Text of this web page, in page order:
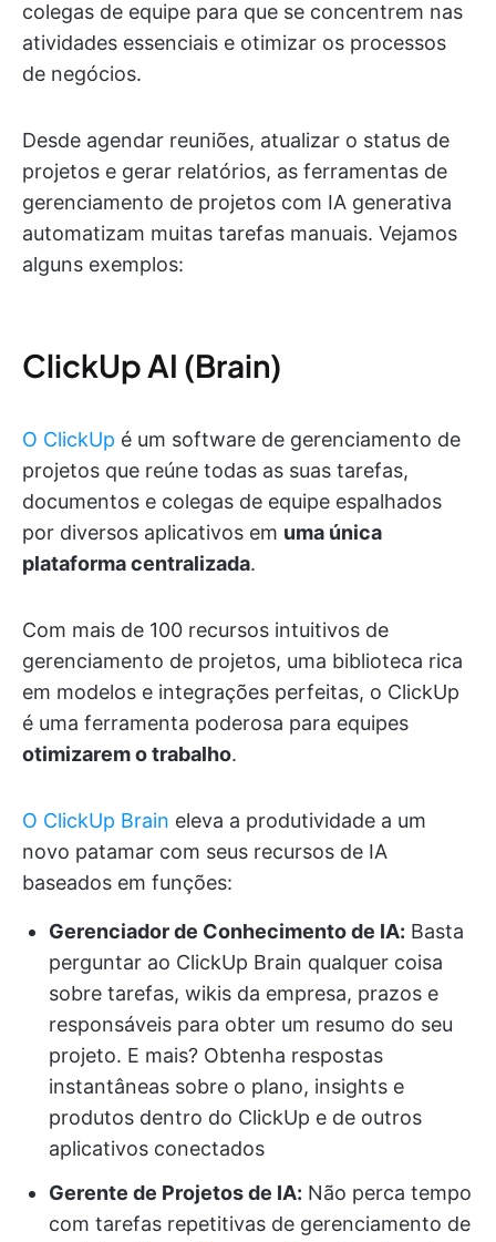
colegas de equipe para que se concentrem nas
atividades essenciais e otimizar os processos
de negócios.
Desde agendar reuniões, atualizar o status de
projetos e gerar relatórios, as ferramentas de
gerenciamento de projetos com IA generativa
automatizam muitas tarefas manuais. Vejamos
alguns exemplos:
ClickUp AI (Brain)
O ClickUp é um software de gerenciamento de
projetos que reúne todas as suas tarefas,
documentos e colegas de equipe espalhados
por diversos aplicativos em uma única
plataforma centralizada.
Com mais de 100 recursos intuitivos de
gerenciamento de projetos, uma biblioteca rica
em modelos e integrações perfeitas, o ClickUp
é uma ferramenta poderosa para equipes
otimizarem o trabalho.
O ClickUp Brain eleva a produtividade a um
novo patamar com seus recursos de IA
baseados em funções:
Gerenciador de Conhecimento de IA: Basta
perguntar ao ClickUp Brain qualquer coisa
sobre tarefas, wikis da empresa, prazos e
responsáveis para obter um resumo do seu
projeto. E mais? Obtenha respostas
instantâneas sobre o plano, insights e
produtos dentro do ClickUp e de outros
aplicativos conectados
Gerente de Projetos de IA: Não perca tempo
com tarefas repetitivas de gerenciamento de